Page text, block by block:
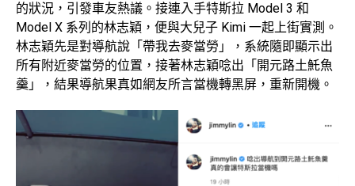
的狀況，引發車友熱議。接連入手特斯拉 Model 3 和
Model X 系列的林志穎，便與大兒子 Kimi 一起上街實測。
林志穎先是對導航說「帶我去麥當勞」，系統隨即顯示出
所有附近麥當勞的位置，接著林志穎唸出「開元路土魠魚
羹」，結果導航果真如網友所言當機轉黑屏，重新開機。